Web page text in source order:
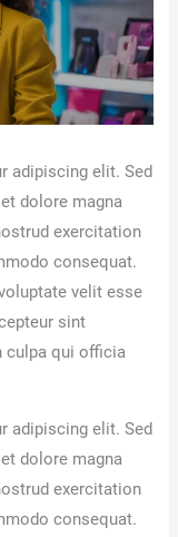
adipiscing elit. Sed
dolore magna
exercitation
consequat.
velit esse
sint
culpa qui officia
adipiscing elit. Sed
dolore magna
exercitation
consequat.